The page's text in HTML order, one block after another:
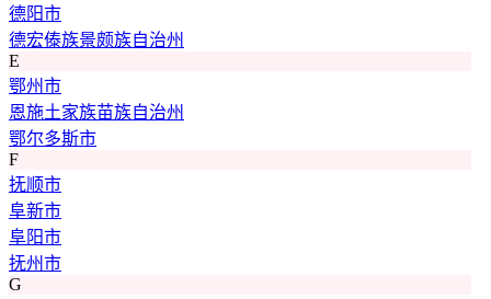
德阳市
德宏傣族景颇族自治州
E
鄂州市
恩施土家族苗族自治州
鄂尔多斯市
F
抚顺市
阜新市
阜阳市
抚州市
G